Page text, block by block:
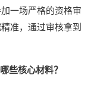
一场严格的资格审
准，通过审核拿到
些核心材料？